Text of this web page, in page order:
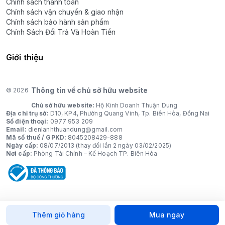
Thêm giỏ hàng Mua ngay
Chính sách thanh toán
Chính sách vận chuyển & giao nhận
Chính sách bảo hành sản phẩm
Chính Sách Đổi Trả Và Hoàn Tiền
Giới thiệu
© 2026 Thông tin về chủ sở hữu website
Chủ sở hữu website: Hộ Kinh Doanh Thuận Dung
Địa chỉ trụ sở: D10, KP4, Phường Quang Vinh, Tp. Biên Hòa, Đồng Nai
Số điện thoại: 0977 953 209
Email: dienlanhthuandung@gmail.com
Mã số thuế / GPKD: 8045208429-888
Ngày cấp: 08/07/2013 (thay đổi lần 2 ngày 03/02/2025)
Nơi cấp: Phòng Tài Chính – Kế Hoạch TP. Biên Hòa